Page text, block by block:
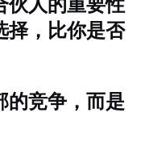
择，比你是否
的竞争，而是